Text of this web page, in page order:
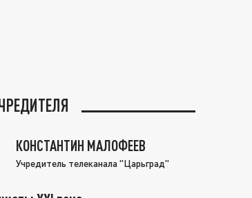
КОНСТАНТИН МАЛОФЕЕВ
Учредитель телеканала "Царьград"